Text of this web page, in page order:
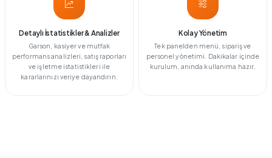
Detaylı İstatistikler & Analizler
Garson, kasiyer ve mutfak
performans analizleri, satış raporları
ve işletme istatistikleri ile
kararlarınızı veriye dayandırın.
Kolay Yönetim
Tek panelden menü, sipariş ve
personel yönetimi. Dakikalar içinde
kurulum, anında kullanıma hazır.